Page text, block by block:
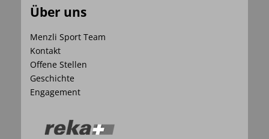
Über uns
Menzli Sport Team
Kontakt
Offene Stellen
Geschichte
Engagement